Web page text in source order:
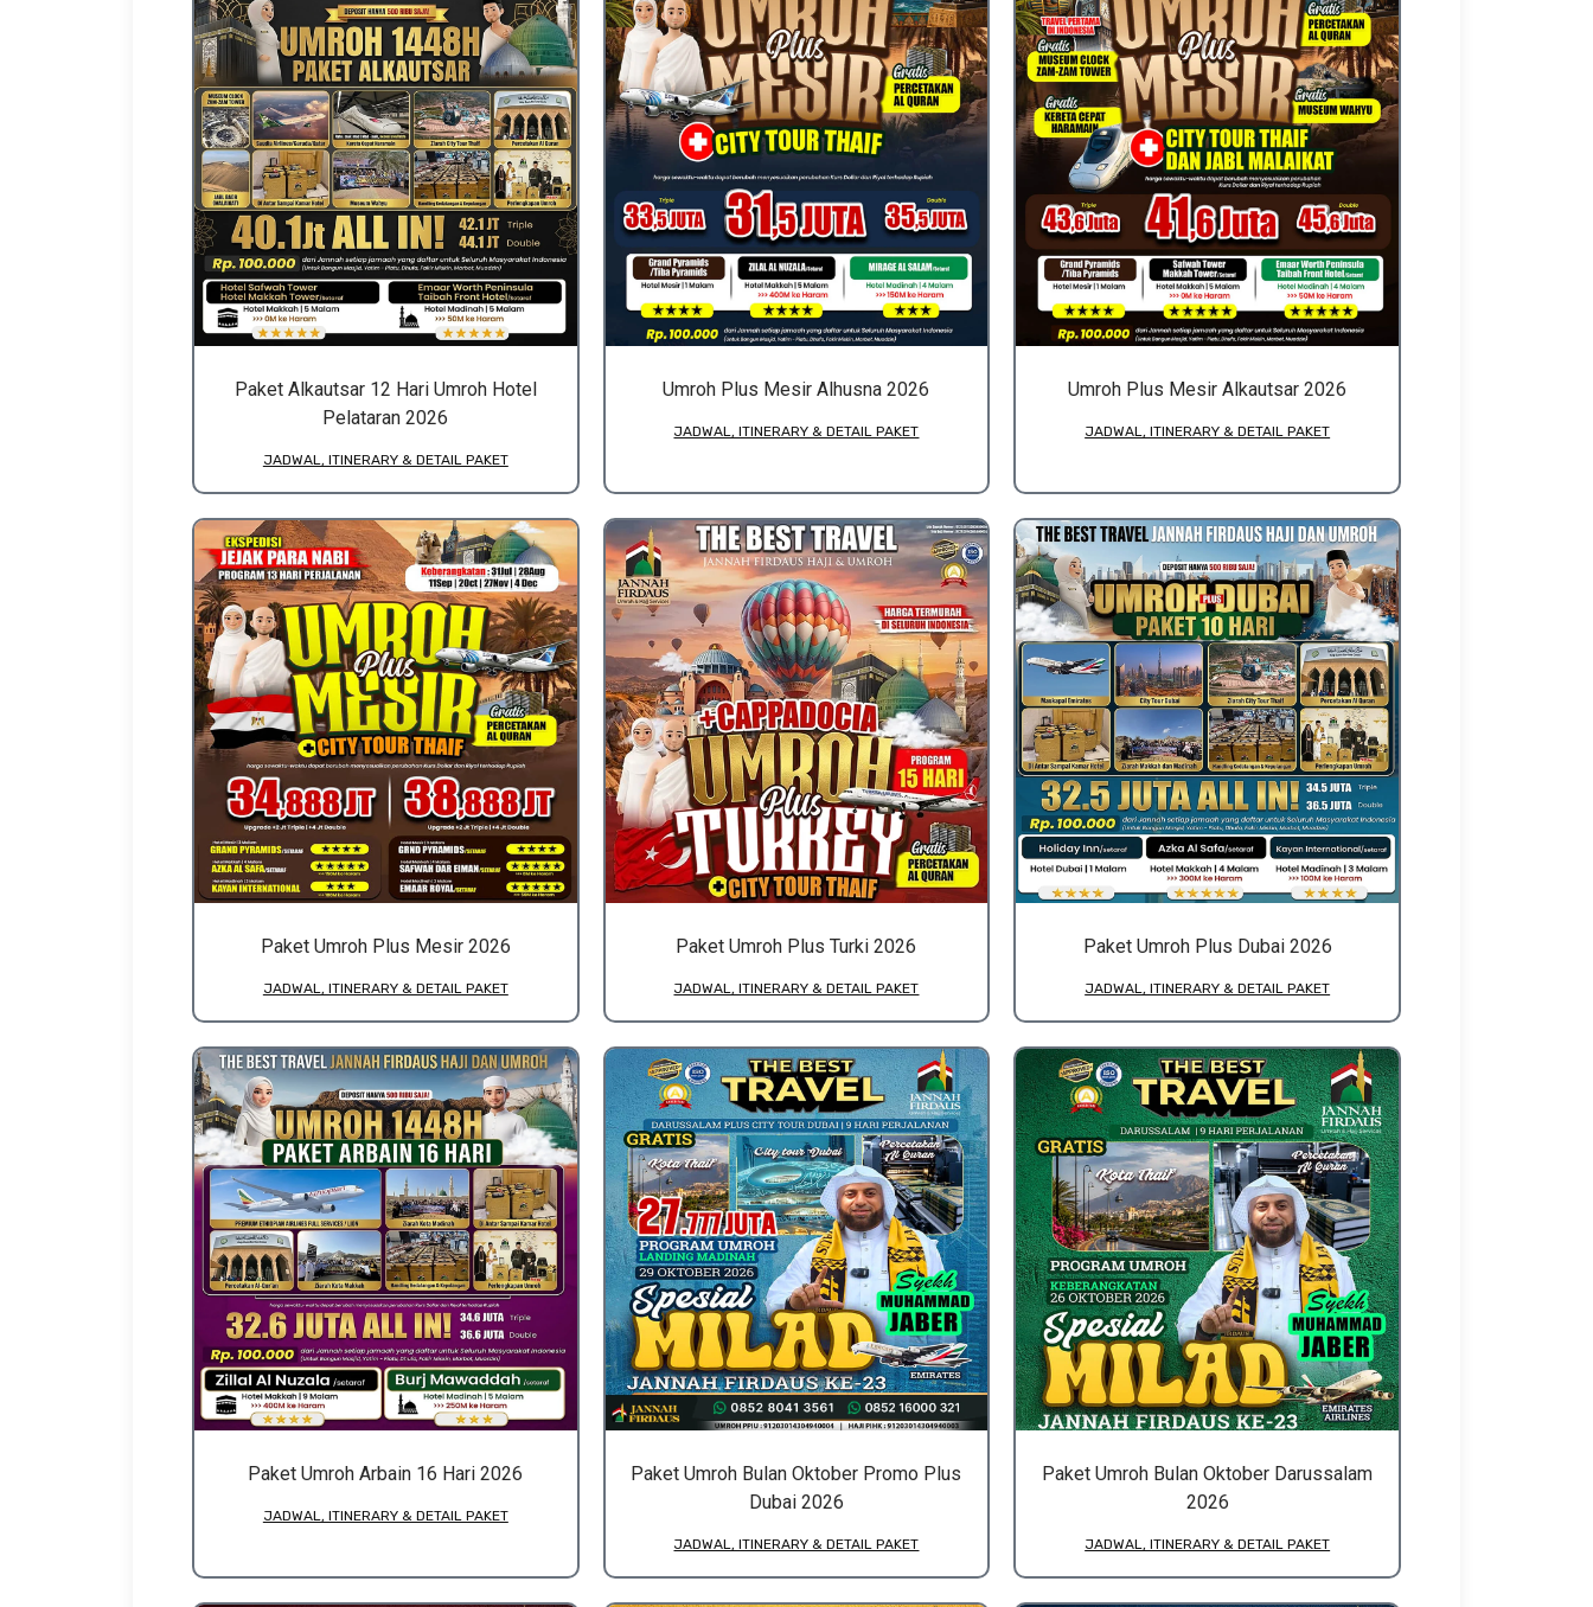
Paket Alkautsar 12 Hari Umroh Hotel
Pelataran 2026
JADWAL, ITINERARY & DETAIL PAKET
Umroh Plus Mesir Alhusna 2026
JADWAL, ITINERARY & DETAIL PAKET
Umroh Plus Mesir Alkautsar 2026
JADWAL, ITINERARY & DETAIL PAKET
Paket Umroh Plus Mesir 2026
JADWAL, ITINERARY & DETAIL PAKET
Paket Umroh Plus Turki 2026
JADWAL, ITINERARY & DETAIL PAKET
Paket Umroh Plus Dubai 2026
JADWAL, ITINERARY & DETAIL PAKET
Paket Umroh Arbain 16 Hari 2026
JADWAL, ITINERARY & DETAIL PAKET
Paket Umroh Bulan Oktober Promo Plus
Dubai 2026
JADWAL, ITINERARY & DETAIL PAKET
Paket Umroh Bulan Oktober Darussalam
2026
JADWAL, ITINERARY & DETAIL PAKET